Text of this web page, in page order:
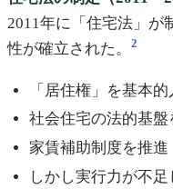
2011年に「住宅法」が
性が確立された。
2
「居住権」を基本
社会住宅の法的基盤
家賃補助制度を推進
しかし実行力が不